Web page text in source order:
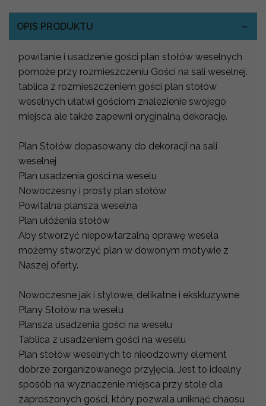
OPIS PRODUKTU
powitanie i usadzenie gości plan stołów weselnych
pomoże przy rozmieszczeniu Gości na sali weselnej.
tablica z rozmieszczeniem gości plan stołów
weselnych ułatwi gościom znalezienie swojego
miejsca ale także zapewni oryginalną dekorację.
Plan Stołów dopasowany do dekoracji na sali
weselnej
Plan usadzenia gości na weselu
Nowoczesny i prosty plan stołów
Powitalna plansza weselna
Plan ułóżenia stołów
Aby stworzyć niepowtarzalną oprawę wesela
możemy stworzyć plan w dowonym motywie z
Naszej oferty.
Nowoczesne jak i stylowe, delikatne i ekskluzywne
Plany Stołów na weselu
Plansza usadzenia gości na weselu
Tablica z usadzeniem gości na weselu
Plan stołów weselnych to nieodzowny element
dobrze zorganizowanego przyjęcia. Jest to idealny
sposób na wyznaczenie miejsca przy stole dla
zaproszonych gości, który pozwala uniknąć chaosu